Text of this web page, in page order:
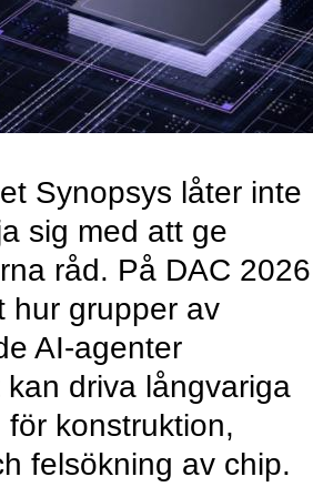
Synopsys låter inte
sig med att ge
råd. På DAC 2026
hur grupper av
AI-agenter
driva långvariga
konstruktion,
felsökning av chip.